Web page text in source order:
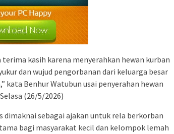
kasih karena menyerahkan hewan kurban
dan wujud pengorbanan dari keluarga besar
kata Benhur Watubun usai penyerahan hewan
(26/5/2026)
sebagai ajakan untuk rela berkorban
bagi masyarakat kecil dan kelompok lemah